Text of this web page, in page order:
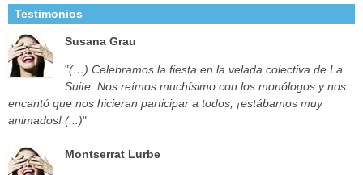
Testimonios
Susana Grau
"(…) Celebramos la fiesta en la velada colectiva de La
Suite. Nos reímos muchísimo con los monólogos y nos
encantó que nos hicieran participar a todos, ¡estábamos muy
animados! (...)"
Montserrat Lurbe